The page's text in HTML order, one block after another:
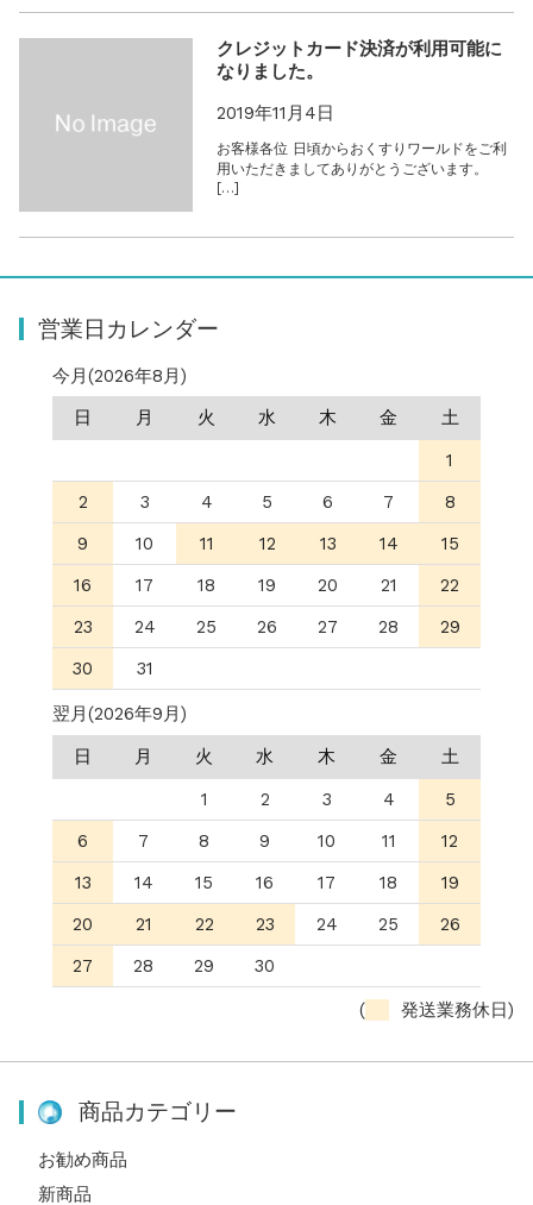
クレジットカード決済が利用可能に
なりました。
2019年11月4日
お客様各位 日頃からおくすりワールドをご利
用いただきましてありがとうございます。
[…]
営業日カレンダー
今月(2026年8月)
日
月 火 水 木 金
土
1
2
3 4 5 6 7
8
9
10 11 12 13 14
15
16
17 18 19 20 21
22
23
24 25 26 27 28
29
30
31
翌月(2026年9月)
日
月 火 水 木 金
土
1
2 3 4
5
6
7 8 9 10 11
12
13
14 15 16 17 18
19
20
21 22 23 24 25
26
27
28 29 30
( 発送業務休日)
商品カテゴリー
お勧め商品
新商品